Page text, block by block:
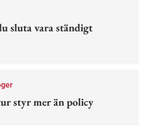
sluta vara ständigt
styr mer än policy